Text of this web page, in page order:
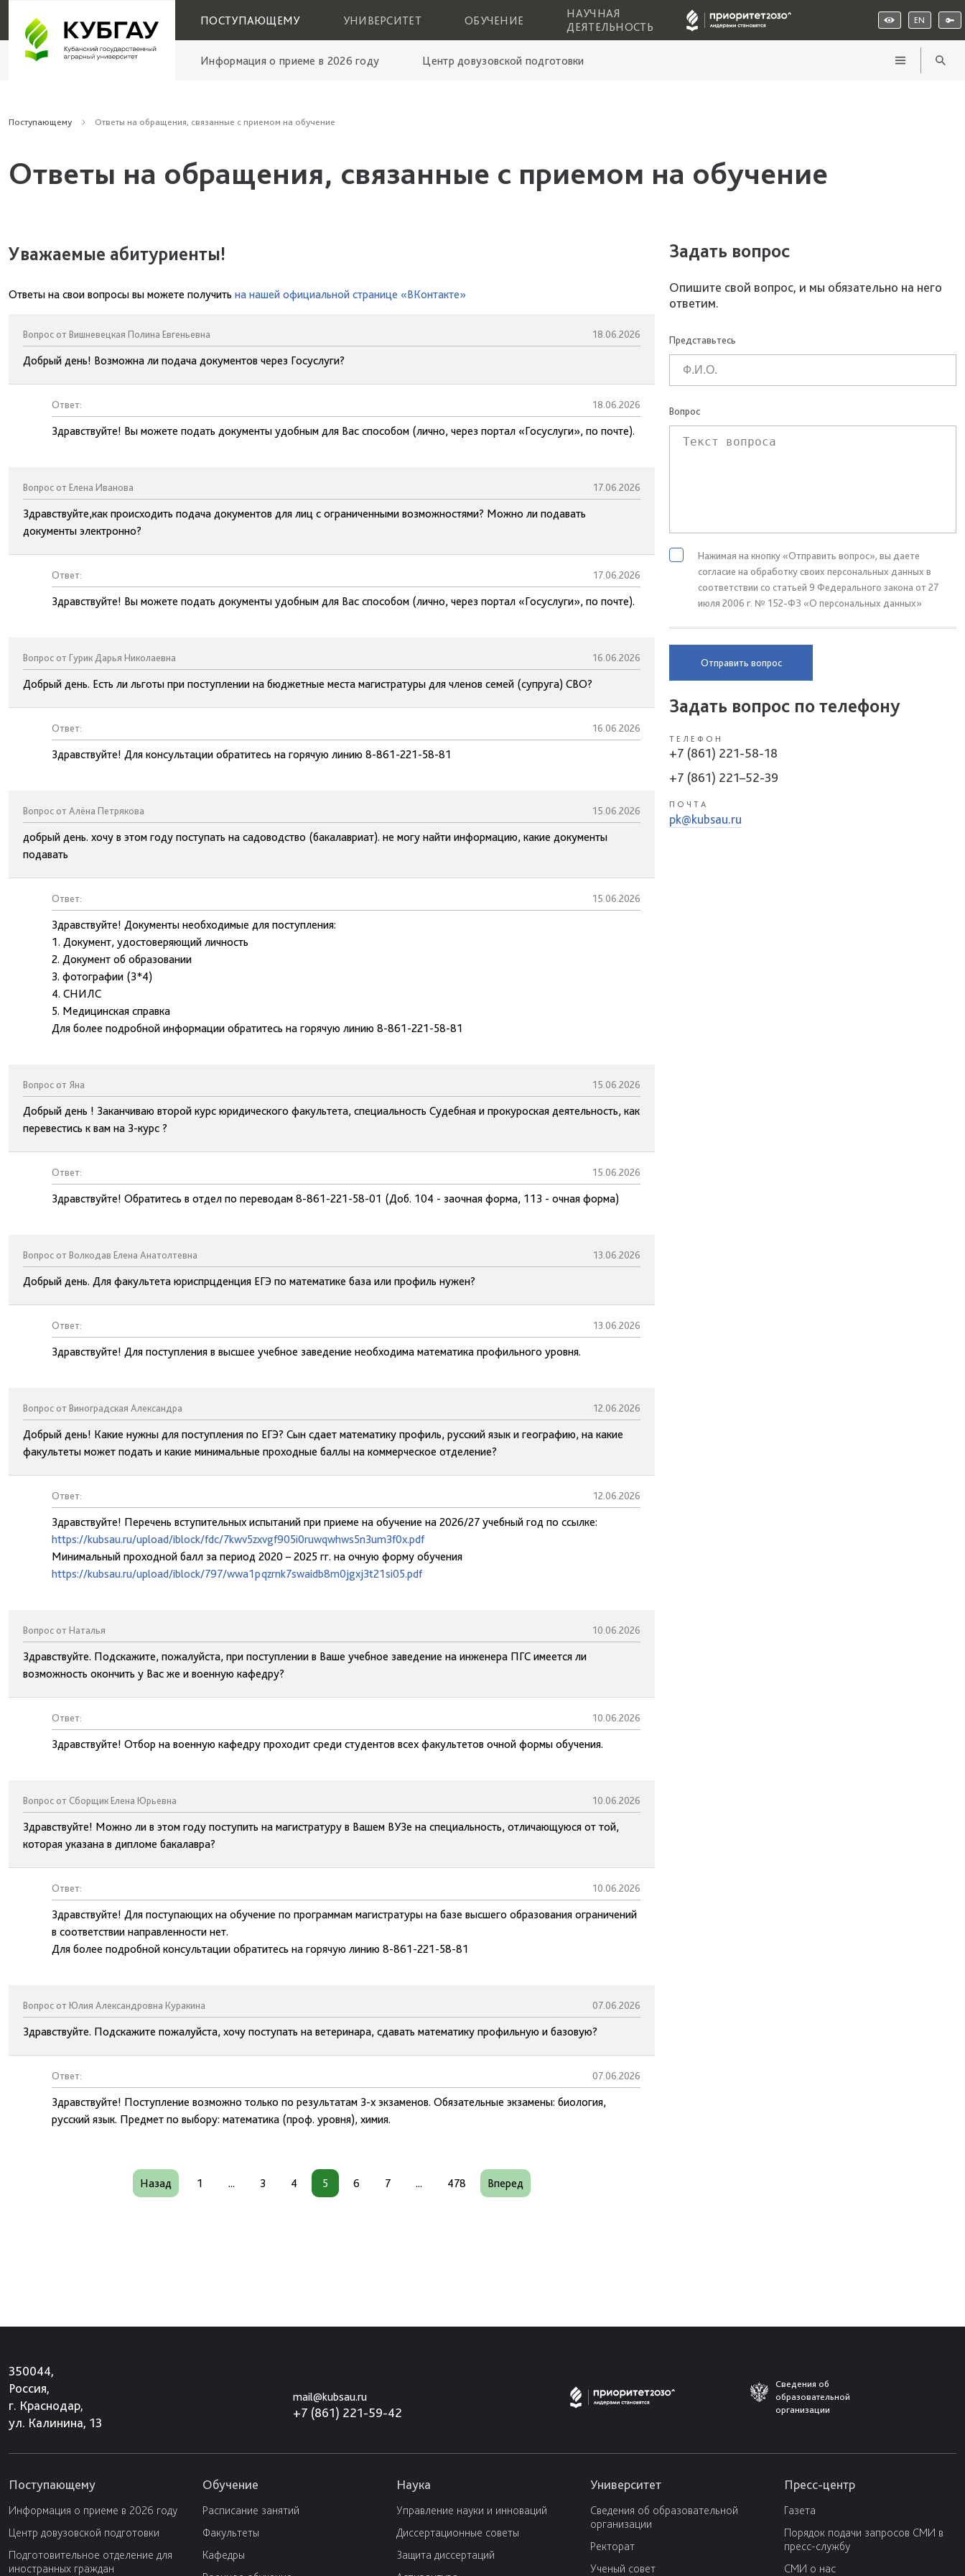
ПОСТУПАЮЩЕМУ УНИВЕРСИТЕТ ОБУЧЕНИЕ
НАУЧНАЯ
ДЕЯТЕЛЬНОСТЬ
EN
Информация о приеме в 2026 году Центр довузовской подготовки
Поступающему Ответы на обращения, связанные с приемом на обучение
Ответы на обращения, связанные с приемом на обучение
Уважаемые абитуриенты!
Ответы на свои вопросы вы можете получить на нашей официальной странице «ВКонтакте»
Вопрос от Вишневецкая Полина Евгеньевна 18.06.2026
Добрый день! Возможна ли подача документов через Госуслуги?
Ответ: 18.06.2026
Здравствуйте! Вы можете подать документы удобным для Вас способом (лично, через портал «Госуслуги», по почте).
Вопрос от Елена Иванова 17.06.2026
Здравствуйте,как происходить подача документов для лиц с ограниченными возможностями? Можно ли подавать
документы электронно?
Ответ: 17.06.2026
Здравствуйте! Вы можете подать документы удобным для Вас способом (лично, через портал «Госуслуги», по почте).
Вопрос от Гурик Дарья Николаевна 16.06.2026
Добрый день. Есть ли льготы при поступлении на бюджетные места магистратуры для членов семей (супруга) СВО?
Ответ: 16.06.2026
Здравствуйте! Для консультации обратитесь на горячую линию 8-861-221-58-81
Вопрос от Алёна Петрякова 15.06.2026
добрый день. хочу в этом году поступать на садоводство (бакалавриат). не могу найти информацию, какие документы
подавать
Ответ: 15.06.2026
Здравствуйте! Документы необходимые для поступления:
1. Документ, удостоверяющий личность
2. Документ об образовании
3. фотографии (3*4)
4. СНИЛС
5. Медицинская справка
Для более подробной информации обратитесь на горячую линию 8-861-221-58-81
Вопрос от Яна 15.06.2026
Добрый день ! Заканчиваю второй курс юридического факультета, специальность Судебная и прокуроская деятельность, как
перевестись к вам на 3-курс ?
Ответ: 15.06.2026
Здравствуйте! Обратитесь в отдел по переводам 8-861-221-58-01 (Доб. 104 - заочная форма, 113 - очная форма)
Вопрос от Волкодав Елена Анатолтевна 13.06.2026
Добрый день. Для факультета юриспрцденция ЕГЭ по математике база или профиль нужен?
Ответ: 13.06.2026
Здравствуйте! Для поступления в высшее учебное заведение необходима математика профильного уровня.
Вопрос от Виноградская Александра 12.06.2026
Добрый день! Какие нужны для поступления по ЕГЭ? Сын сдает математику профиль, русский язык и географию, на какие
факультеты может подать и какие минимальные проходные баллы на коммерческое отделение?
Ответ: 12.06.2026
Здравствуйте! Перечень вступительных испытаний при приеме на обучение на 2026/27 учебный год по ссылке:
https://kubsau.ru/upload/iblock/fdc/7kwv5zxvgf905i0ruwqwhws5n3um3f0x.pdf
Минимальный проходной балл за период 2020 – 2025 гг. на очную форму обучения
https://kubsau.ru/upload/iblock/797/wwa1pqzrnk7swaidb8m0jgxj3t21si05.pdf
Вопрос от Наталья 10.06.2026
Здравствуйте. Подскажите, пожалуйста, при поступлении в Ваше учебное заведение на инженера ПГС имеется ли
возможность окончить у Вас же и военную кафедру?
Ответ: 10.06.2026
Здравствуйте! Отбор на военную кафедру проходит среди студентов всех факультетов очной формы обучения.
Вопрос от Сборщик Елена Юрьевна 10.06.2026
Здравствуйте! Можно ли в этом году поступить на магистратуру в Вашем ВУЗе на специальность, отличающуюся от той,
которая указана в дипломе бакалавра?
Ответ: 10.06.2026
Здравствуйте! Для поступающих на обучение по программам магистратуры на базе высшего образования ограничений
в соответствии направленности нет.
Для более подробной консультации обратитесь на горячую линию 8-861-221-58-81
Вопрос от Юлия Александровна Куракина 07.06.2026
Здравствуйте. Подскажите пожалуйста, хочу поступать на ветеринара, сдавать математику профильную и базовую?
Ответ: 07.06.2026
Здравствуйте! Поступление возможно только по результатам 3-х экзаменов. Обязательные экзамены: биология,
русский язык. Предмет по выбору: математика (проф. уровня), химия.
Назад 1 ... 3 4 5 6 7 ... 478 Вперед
Задать вопрос
Опишите свой вопрос, и мы обязательно на него
ответим.
Представьтесь
Вопрос
Нажимая на кнопку «Отправить вопрос», вы даете
согласие на обработку своих персональных данных в
соответствии со статьей 9 Федерального закона от 27
июля 2006 г. № 152-ФЗ «О персональных данных»
Отправить вопрос
Задать вопрос по телефону
ТЕЛЕФОН
+7 (861) 221-58-18
+7 (861) 221–52-39
ПОЧТА
pk@kubsau.ru
350044,
Россия,
г. Краснодар,
ул. Калинина, 13
mail@kubsau.ru
+7 (861) 221-59-42
Сведения об
образовательной
организации
Поступающему
Информация о приеме в 2026 году
Центр довузовской подготовки
Подготовительное отделение для
иностранных граждан
Обучение
Расписание занятий
Факультеты
Кафедры
Наука
Управление науки и инноваций
Диссертационные советы
Защита диссертаций
Университет
Сведения об образовательной
организации
Ректорат
Ученый совет
Пресс-центр
Газета
Порядок подачи запросов СМИ в
пресс-службу
СМИ о нас